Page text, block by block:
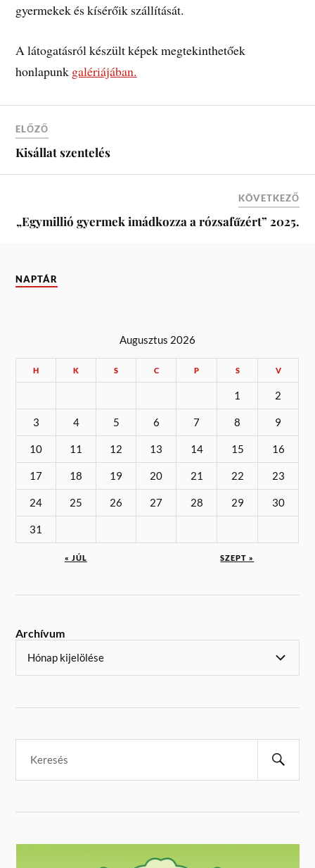
gyermekek és kísérőik szállítását.
A látogatásról készült képek megtekinthetőek
honlapunk galériájában.
ELŐZŐ
Kisállat szentelés
KÖVETKEZŐ
„Egymillió gyermek imádkozza a rózsafűzért” 2025.
NAPTÁR
Augusztus 2026
H K S C P S V
1 2
3 4 5 6 7 8 9
10 11 12 13 14 15 16
17 18 19 20 21 22 23
24 25 26 27 28 29 30
31
« JÚL SZEPT »
Archívum